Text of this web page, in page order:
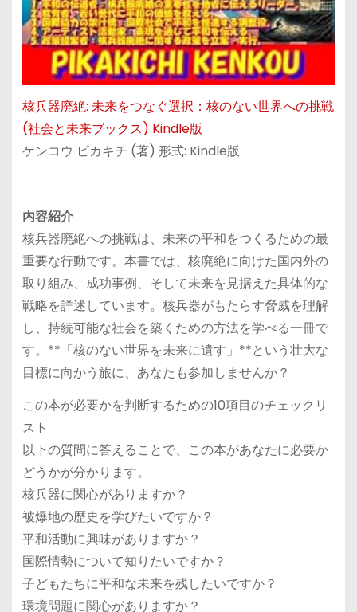
核兵器廃絶: 未来をつなぐ選択：核のない世界への挑戦
(社会と未来ブックス) Kindle版
ケンコウ ピカキチ (著) 形式: Kindle版
内容紹介
核兵器廃絶への挑戦は、未来の平和をつくるための最
重要な行動です。本書では、核廃絶に向けた国内外の
取り組み、成功事例、そして未来を見据えた具体的な
戦略を詳述しています。核兵器がもたらす脅威を理解
し、持続可能な社会を築くための方法を学べる一冊で
す。**「核のない世界を未来に遺す 」**という壮大な
目標に向かう旅に、あなたも参加しませんか？
この本が必要かを判断するための10項目のチェックリ
スト
以下の質問に答えることで、この本があなたに必要か
どうかが分かります。
核兵器に関心がありますか？
被爆地の歴史を学びたいですか？
平和活動に興味がありますか？
国際情勢について知りたいですか？
子どもたちに平和な未来を残したいですか？
環境問題に関心がありますか？